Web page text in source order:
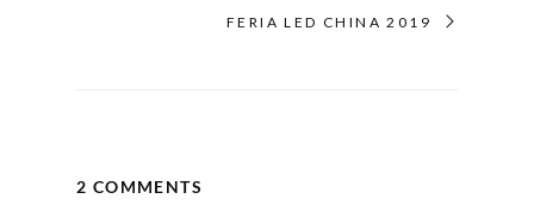
FERIA LED CHINA 2019
2 COMMENTS